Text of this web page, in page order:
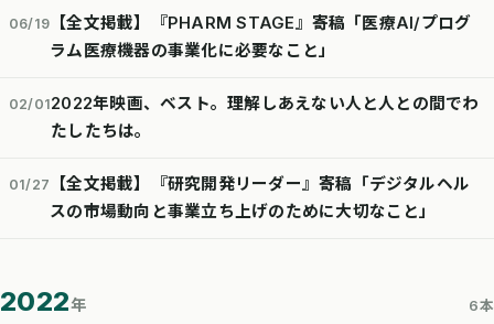
06/19
【全文掲載】『PHARM STAGE』寄稿「医療AI/プログ
ラム医療機器の事業化に必要なこと」
02/012022年映画、ベスト。理解しあえない人と人との間でわ
たしたちは。
01/27
【全文掲載】『研究開発リーダー』寄稿「デジタルヘル
スの市場動向と事業立ち上げのために大切なこと」
2022年 6本